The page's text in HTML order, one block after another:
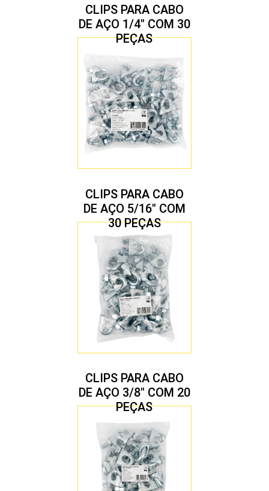
CLIPS PARA CABO
DE AÇO 1/4″ COM 30
PEÇAS
CLIPS PARA CABO
DE AÇO 5/16″ COM
30 PEÇAS
CLIPS PARA CABO
DE AÇO 3/8″ COM 20
PEÇAS